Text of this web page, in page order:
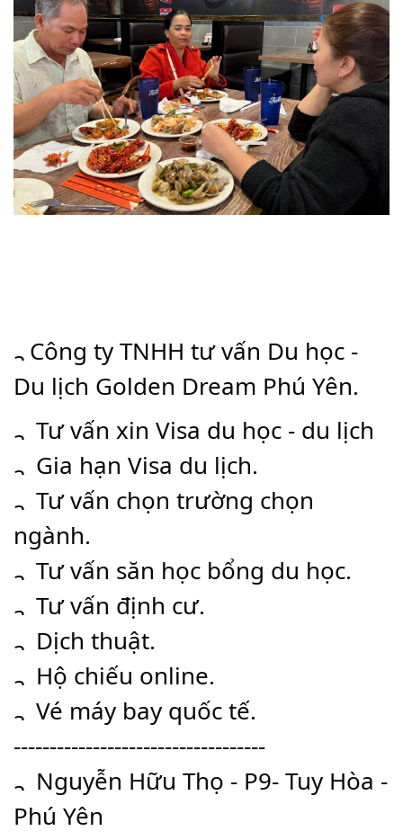
Công ty TNHH tư vấn Du học -
Du lịch Golden Dream Phú Yên.
Tư vấn xin Visa du học - du lịch
Gia hạn Visa du lịch.
Tư vấn chọn trường chọn
ngành.
Tư vấn săn học bổng du học.
Tư vấn định cư.
Dịch thuật.
Hộ chiếu online.
Vé máy bay quốc tế.
-----------------------------------
Nguyễn Hữu Thọ - P9- Tuy Hòa -
Phú Yên